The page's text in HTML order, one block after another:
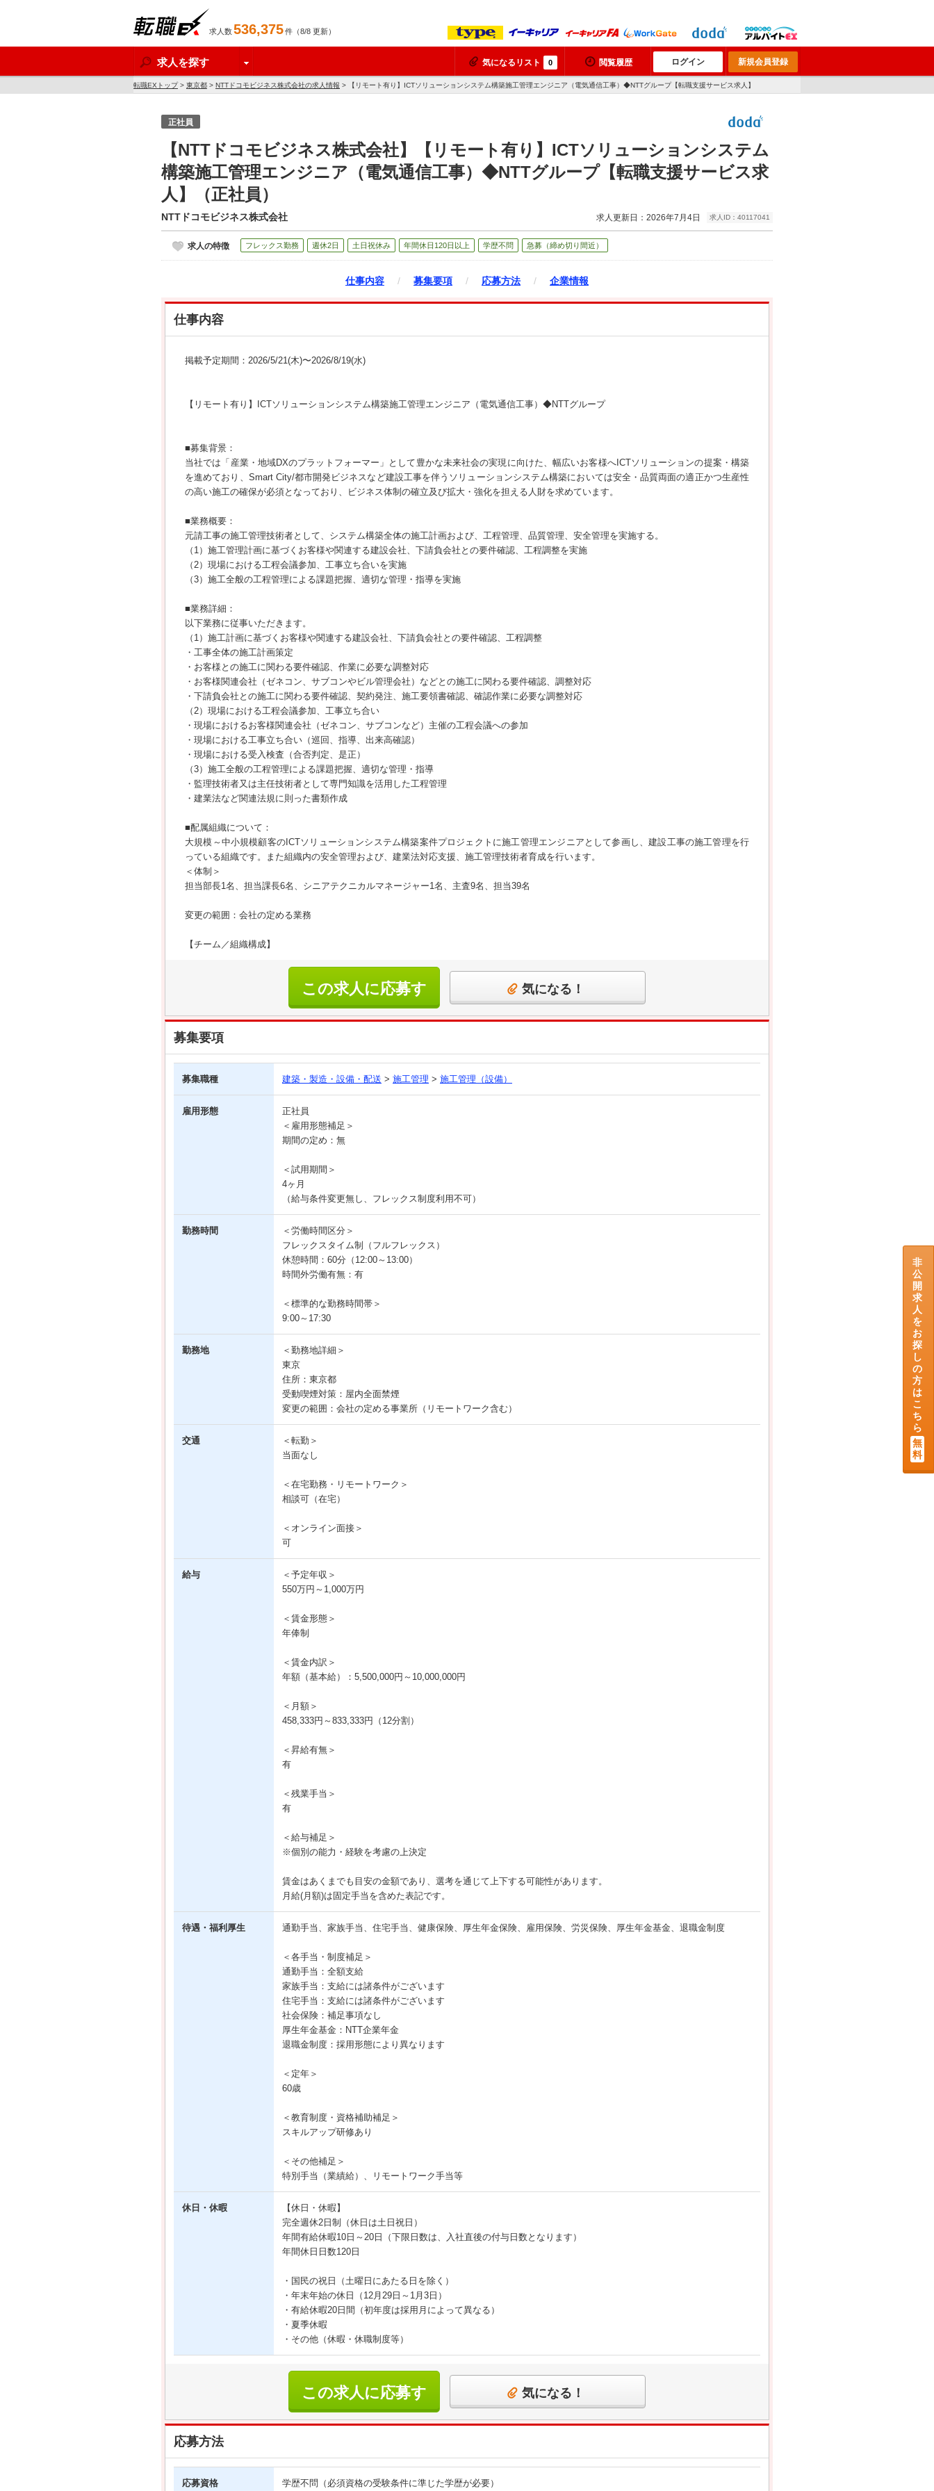
求人数536,375件（8/8 更新）
求人を探す 気になるリスト 0 閲覧履歴 ログイン 新規会員登録
転職EXトップ> 東京都 > NTTドコモビジネス株式会社の求人情報 > 【リモート有り】ICTソリューションシステム構築施工管理エンジニア（電気通信工事）◆NTTグループ【転職支援サービス求人】
正社員
【NTTドコモビジネス株式会社】【リモート有り】ICTソリューションシステム
構築施工管理エンジニア（電気通信工事）◆NTTグループ【転職支援サービス求
人】（正社員）
NTTドコモビジネス株式会社 求人更新日：2026年7月4日 求人ID：40117041
求人の特徴 フレックス勤務 週休2日 土日祝休み 年間休日120日以上 学歴不問 急募（締め切り間近）
仕事内容 / 募集要項 / 応募方法 / 企業情報
仕事内容
掲載予定期間：2026/5/21(木)〜2026/8/19(水)
【リモート有り】ICTソリューションシステム構築施工管理エンジニア（電気通信工事）◆NTTグループ
■募集背景：
当社では「産業・地域DXのプラットフォーマー」として豊かな未来社会の実現に向けた、幅広いお客様へICTソリューションの提案・構築
を進めており、Smart City/都市開発ビジネスなど建設工事を伴うソリューションシステム構築においては安全・品質両面の適正かつ生産性
の高い施工の確保が必須となっており、ビジネス体制の確立及び拡大・強化を担える人財を求めています。
■業務概要：
元請工事の施工管理技術者として、システム構築全体の施工計画および、工程管理、品質管理、安全管理を実施する。
（1）施工管理計画に基づくお客様や関連する建設会社、下請負会社との要件確認、工程調整を実施
（2）現場における工程会議参加、工事立ち合いを実施
（3）施工全般の工程管理による課題把握、適切な管理・指導を実施
■業務詳細：
以下業務に従事いただきます。
（1）施工計画に基づくお客様や関連する建設会社、下請負会社との要件確認、工程調整
・工事全体の施工計画策定
・お客様との施工に関わる要件確認、作業に必要な調整対応
・お客様関連会社（ゼネコン、サブコンやビル管理会社）などとの施工に関わる要件確認、調整対応
・下請負会社との施工に関わる要件確認、契約発注、施工要領書確認、確認作業に必要な調整対応
（2）現場における工程会議参加、工事立ち合い
・現場におけるお客様関連会社（ゼネコン、サブコンなど）主催の工程会議への参加
・現場における工事立ち合い（巡回、指導、出来高確認）
・現場における受入検査（合否判定、是正）
（3）施工全般の工程管理による課題把握、適切な管理・指導
・監理技術者又は主任技術者として専門知識を活用した工程管理
・建業法など関連法規に則った書類作成
■配属組織について：
大規模～中小規模顧客のICTソリューションシステム構築案件プロジェクトに施工管理エンジニアとして参画し、建設工事の施工管理を行
っている組織です。また組織内の安全管理および、建業法対応支援、施工管理技術者育成を行います。
＜体制＞
担当部長1名、担当課長6名、シニアテクニカルマネージャー1名、主査9名、担当39名
変更の範囲：会社の定める業務
【チーム／組織構成】
この求人に応募す
る
気になる！
募集要項
募集職種 建築・製造・設備・配送 > 施工管理 > 施工管理（設備）
雇用形態
正社員
＜雇用形態補足＞
期間の定め：無
＜試用期間＞
4ヶ月
（給与条件変更無し、フレックス制度利用不可）
勤務時間
＜労働時間区分＞
フレックスタイム制（フルフレックス）
休憩時間：60分（12:00～13:00）
時間外労働有無：有
＜標準的な勤務時間帯＞
9:00～17:30
勤務地
＜勤務地詳細＞
東京
住所：東京都
受動喫煙対策：屋内全面禁煙
変更の範囲：会社の定める事業所（リモートワーク含む）
交通
＜転勤＞
当面なし
＜在宅勤務・リモートワーク＞
相談可（在宅）
＜オンライン面接＞
可
給与
＜予定年収＞
550万円～1,000万円
＜賃金形態＞
年俸制
＜賃金内訳＞
年額（基本給）：5,500,000円～10,000,000円
＜月額＞
458,333円～833,333円（12分割）
＜昇給有無＞
有
＜残業手当＞
有
＜給与補足＞
※個別の能力・経験を考慮の上決定
賃金はあくまでも目安の金額であり、選考を通じて上下する可能性があります。
月給(月額)は固定手当を含めた表記です。
待遇・福利厚生 通勤手当、家族手当、住宅手当、健康保険、厚生年金保険、雇用保険、労災保険、厚生年金基金、退職金制度
＜各手当・制度補足＞
通勤手当：全額支給
家族手当：支給には諸条件がございます
住宅手当：支給には諸条件がございます
社会保険：補足事項なし
厚生年金基金：NTT企業年金
退職金制度：採用形態により異なります
＜定年＞
60歳
＜教育制度・資格補助補足＞
スキルアップ研修あり
＜その他補足＞
特別手当（業績給）、リモートワーク手当等
休日・休暇
【休日・休暇】
完全週休2日制（休日は土日祝日）
年間有給休暇10日～20日（下限日数は、入社直後の付与日数となります）
年間休日日数120日
・国民の祝日（土曜日にあたる日を除く）
・年末年始の休日（12月29日～1月3日）
・有給休暇20日間（初年度は採用月によって異なる）
・夏季休暇
・その他（休暇・休職制度等）
この求人に応募す
る
気になる！
応募方法
応募資格 学歴不問（必須資格の受験条件に準じた学歴が必要）
非
公
開
求
人
を
お
探
し
の
方
は
こ
ち
ら
無
料